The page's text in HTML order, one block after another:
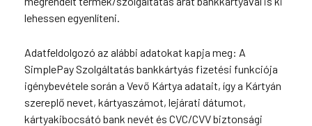
lehessen egyenlíteni.
Adatfeldolgozó az alábbi adatokat kapja meg: A
SimplePay Szolgáltatás bankkártyás fizetési funkciója
igénybevétele során a Vevő Kártya adatait, így a Kártyán
szereplő nevet, kártyaszámot, lejárati dátumot,
kártyakibocsátó bank nevét és CVC/CVV biztonsági